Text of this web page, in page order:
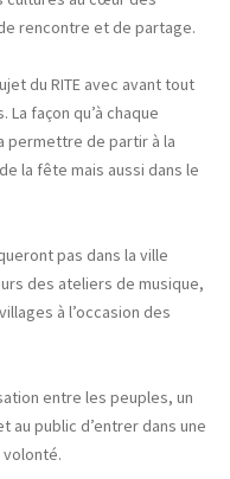
rencontre et de partage.
du RITE avec avant tout
façon qu’à chaque
permettre de partir à la
la fête mais aussi dans le
pas dans la ville
des ateliers de musique,
à l’occasion des
entre les peuples, un
au public d’entrer dans une
volonté.